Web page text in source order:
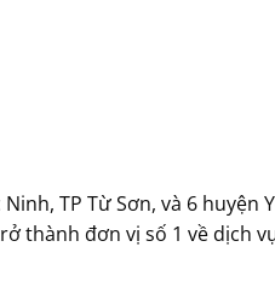
TP Từ Sơn, và 6 huyện
thành đơn vị số 1 về dịch